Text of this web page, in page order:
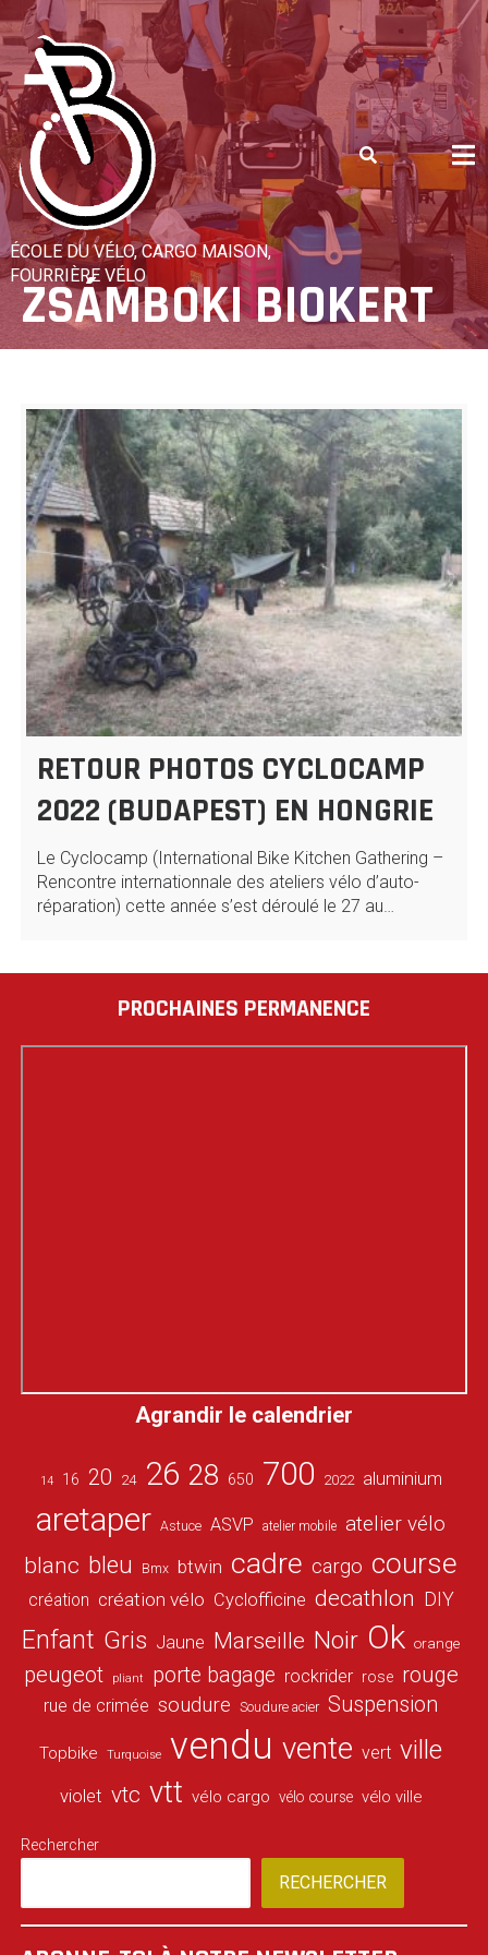
Skip
to
content
ÉCOLE DU VÉLO, CARGO MAISON,
FOURRIÈRE VÉLO
ZSÁMBOKI BIOKERT
RETOUR PHOTOS CYCLOCAMP
2022 (BUDAPEST) EN HONGRIE
Le Cyclocamp (International Bike Kitchen Gathering –
Rencontre internationnale des ateliers vélo d’auto-
réparation) cette année s’est déroulé le 27 au…
PROCHAINES PERMANENCE
Agrandir le calendrier
14 16 20 24 26 28 650 700 2022 aluminium
aretaper Astuce ASVP atelier mobile atelier vélo
blanc bleu Bmx btwin cadre cargo course
création création vélo Cyclofficine decathlon DIY
Enfant Gris Jaune Marseille Noir Ok orange
peugeot pliant porte bagage rockrider rose rouge
rue de crimée soudure Soudure acier Suspension
Topbike Turquoise vendu vente vert ville
violet vtc vtt vélo cargo vélo course vélo ville
Rechercher
RECHERCHER